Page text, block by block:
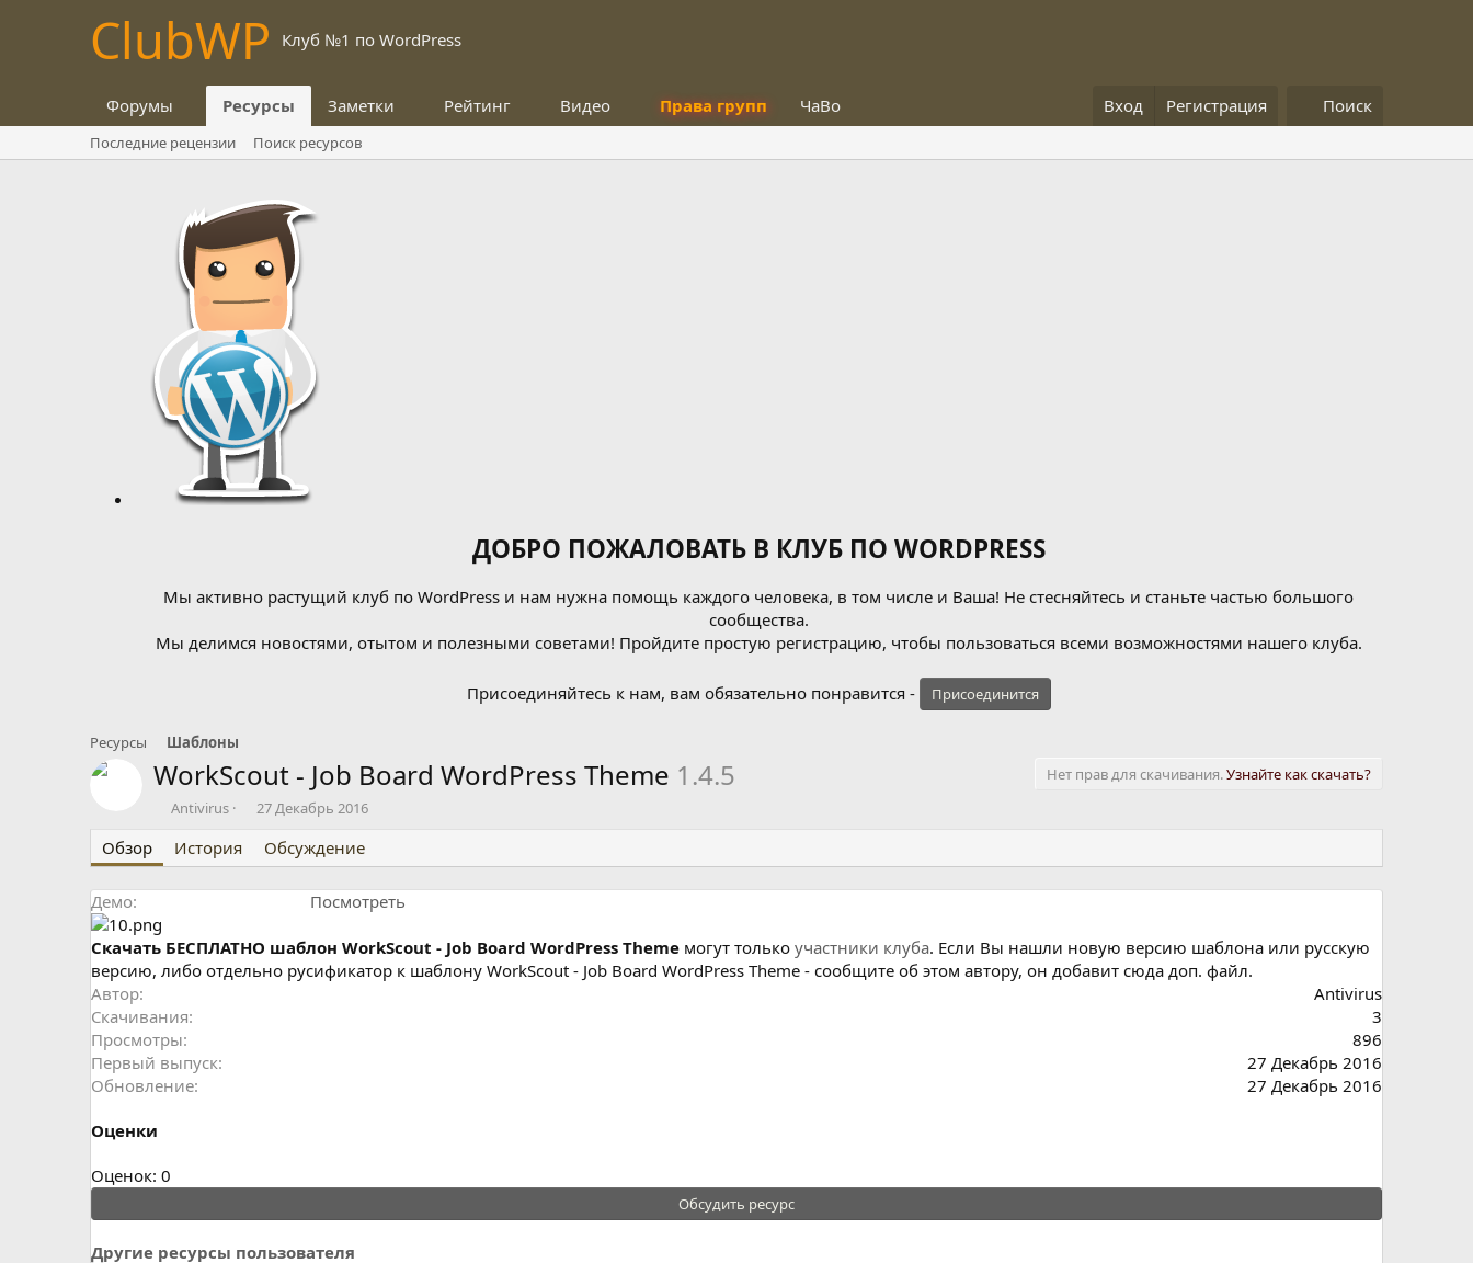
ClubWP Клуб №1 по WordPress
Форумы Ресурсы Заметки Рейтинг Видео Права групп ЧаВо Вход Регистрация Поиск
Последние рецензии Поиск ресурсов
ДОБРО ПОЖАЛОВАТЬ В КЛУБ ПО WORDPRESS
Мы активно растущий клуб по WordPress и нам нужна помощь каждого человека, в том числе и Ваша! Не стесняйтесь и станьте частью большого
сообщества.
Мы делимся новостями, отытом и полезными советами! Пройдите простую регистрацию, чтобы пользоваться всеми возможностями нашего клуба.
Присоединяйтесь к нам, вам обязательно понравится - Присоединится
Ресурсы Шаблоны
WorkScout - Job Board WordPress Theme 1.4.5 Нет прав для скачивания.Узнайте как скачать?
А
т
о
р
Antivirus
Д
а
с
д
27 Декабрь 2016
Обзор История Обсуждение
Демо Посмотреть
Cкачать БЕСПЛАТНО шаблон WorkScout - Job Board WordPress Theme могут только участники клуба. Если Вы нашли новую версию шаблона или русскую
версию, либо отдельно русификатор к шаблону WorkScout - Job Board WordPress Theme - сообщите об этом автору, он добавит сюда доп. файл.
Автор
Antivirus
Скачивания
3
Просмотры
896
Первый выпуск
27 Декабрь 2016
Обновление
27 Декабрь 2016
Оценки
0
.
0
0
Оценок: 0
Обсудить ресурс
Другие ресурсы пользователя